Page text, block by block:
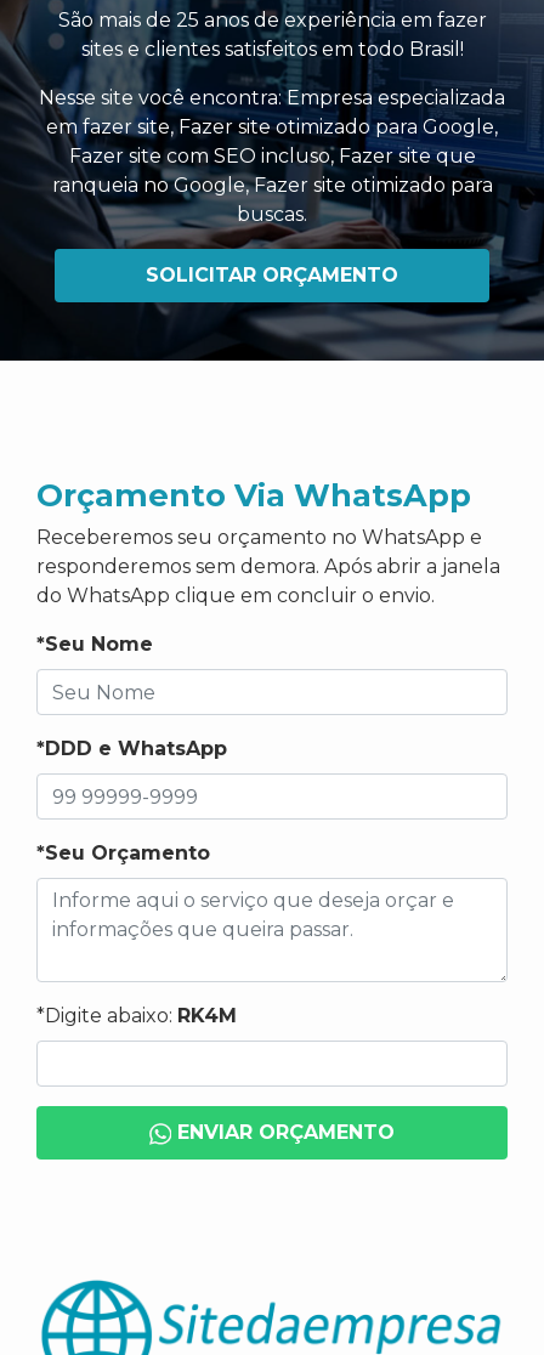
São mais de 25 anos de experiência em fazer
sites e clientes satisfeitos em todo Brasil!
Nesse site você encontra:Empresa especializada
em fazer site,Fazer site otimizado para Google,
Fazer site com SEO incluso, Fazer site que
ranqueia no Google,Fazer site otimizado para
buscas.
SOLICITAR ORÇAMENTO
Orçamento Via WhatsApp
Receberemos seu orçamento no WhatsApp e
responderemos sem demora. Após abrir a janela
do WhatsApp clique em concluir o envio.
*Seu Nome
*DDD e WhatsApp
*Seu Orçamento
*Digite abaixo: RK4M
ENVIAR ORÇAMENTO